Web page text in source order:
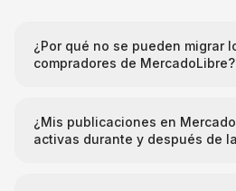
¿Por qué no se pueden migrar
compradores de MercadoLibre?
restricciones de su API pública,
datos personales de
¿Mis publicaciones en
activas durante y después de